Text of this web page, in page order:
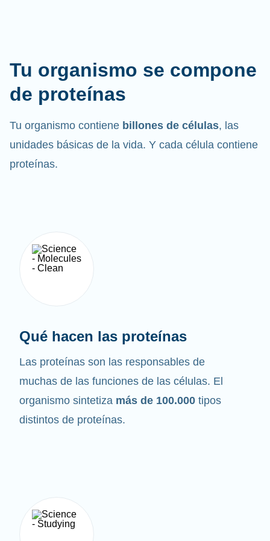
Tu organismo se compone
de proteínas
Tu organismo contiene billones de células, las
unidades básicas de la vida. Y cada célula contiene
proteínas.
Qué hacen las proteínas
Las proteínas son las responsables de
muchas de las funciones de las células. El
organismo sintetiza más de 100.000 tipos
distintos de proteínas.